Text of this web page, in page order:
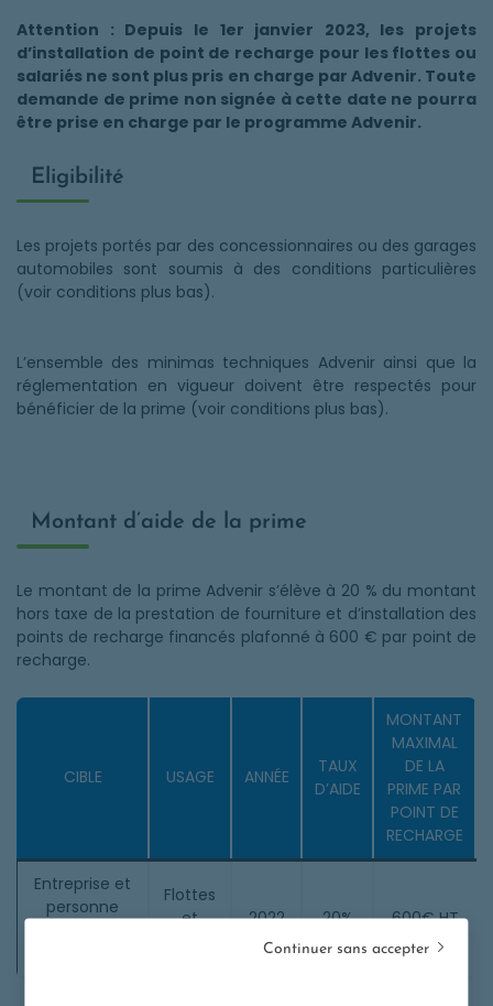
Continuer sans accepter
Attention : Depuis le 1er janvier 2023, les projets
d’installation de point de recharge pour les flottes ou
salariés ne sont plus pris en charge par Advenir. Toute
demande de prime non signée à cette date ne pourra
être prise en charge par le programme Advenir.
Eligibilité
Les projets portés par des concessionnaires ou des garages
automobiles sont soumis à des conditions particulières
(voir conditions plus bas).
L’ensemble des minimas techniques Advenir ainsi que la
réglementation en vigueur doivent être respectés pour
bénéficier de la prime (voir conditions plus bas).
Montant d’aide de la prime
Le montant de la prime Advenir s’élève à 20 % du montant
hors taxe de la prestation de fourniture et d’installation des
points de recharge financés plafonné à 600 € par point de
recharge.
CIBLE USAGE ANNÉE
TAUX
D’AIDE
MONTANT
MAXIMAL
DE LA
PRIME PAR
POINT DE
RECHARGE
Entreprise et
personne
Flottes
et
2022 20% 600€ HT